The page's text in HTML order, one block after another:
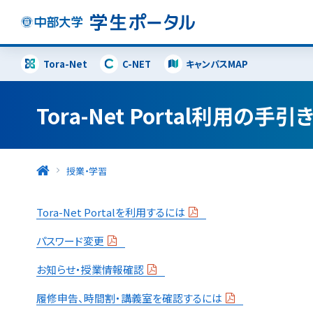
Tora-Net C-NET キャンパスMAP
Tora-Net Portal利用の手引
授業・学習
Tora-Net Portalを利用するには
パスワード変更
お知らせ・授業情報確認
履修申告、時間割・講義室を確認するには